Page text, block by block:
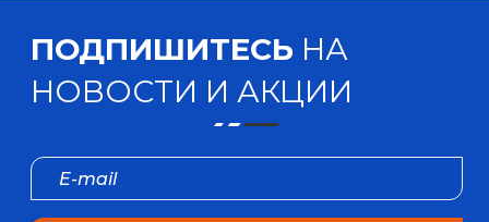
ПОДПИШИТЕСЬ НА
НОВОСТИ И АКЦИИ